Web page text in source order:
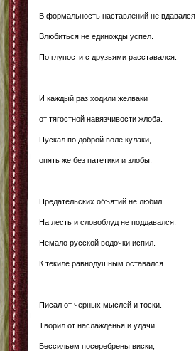
В формальность наставлений не вдавался.
Влюбиться не единожды успел.
По глупости с друзьями расставался.
И каждый раз ходили желваки
от тягостной навязчивости жлоба.
Пускал по доброй воле кулаки,
опять же без патетики и злобы.
Предательских объятий не любил.
На лесть и словоблуд не поддавался.
Немало русской водочки испил.
К текиле равнодушным оставался.
Писал от черных мыслей и тоски.
Творил от наслажденья и удачи.
Бессильем посеребрены виски,